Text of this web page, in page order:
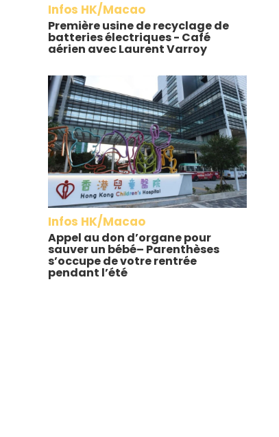
Infos HK/Macao
Première usine de recyclage de
batteries électriques - Café
aérien avec Laurent Varroy
Infos HK/Macao
Appel au don d’organe pour
sauver un bébé– Parenthèses
s’occupe de votre rentrée
pendant l’été